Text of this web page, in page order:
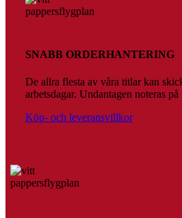
SNABB ORDERHANTERING
De allra flesta av våra titlar kan
arbetsdagar. Undantagen noteras
Köp- och leveransvillkor